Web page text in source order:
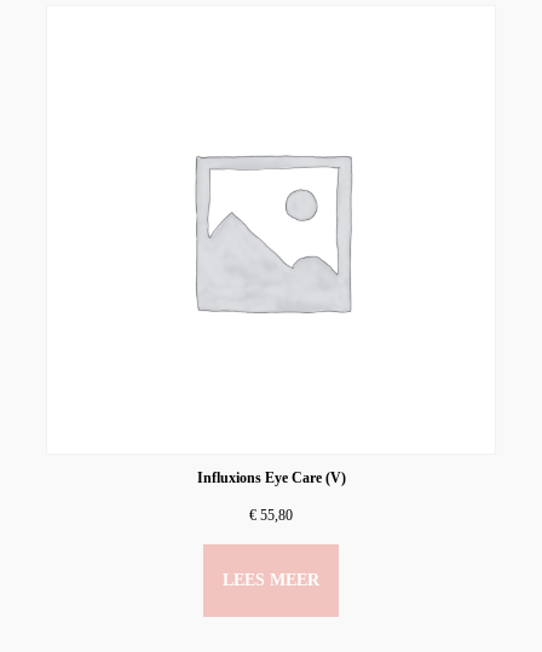
Influxions Eye Care (V)
€ 55,80
LEES MEER